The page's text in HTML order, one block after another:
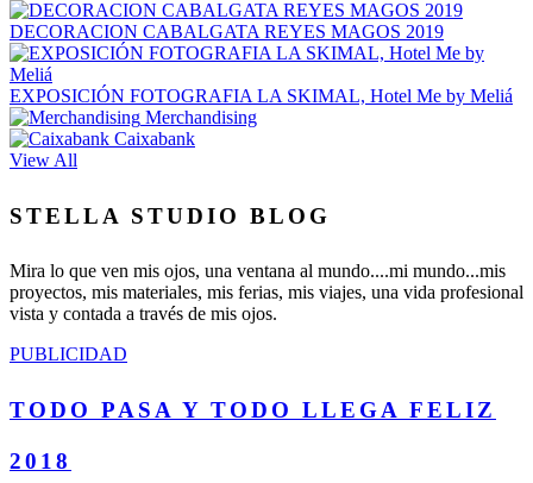
DECORACION CABALGATA REYES MAGOS 2019
EXPOSICIÓN FOTOGRAFIA LA SKIMAL, Hotel Me by Meliá
Merchandising
Caixabank
View All
STELLA STUDIO BLOG
Mira lo que ven mis ojos, una ventana al mundo....mi mundo...mis
proyectos, mis materiales, mis ferias, mis viajes, una vida profesional
vista y contada a través de mis ojos.
PUBLICIDAD
TODO PASA Y TODO LLEGA FELIZ
2018